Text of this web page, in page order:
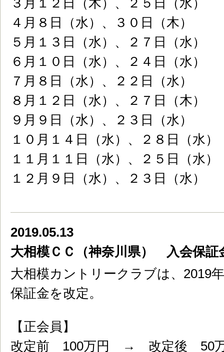
３月１２日（木）、２５日（水）
４月８日（水）、３０日（木）
５月１３日（水）、２７日（水）
６月１０日（水）、２４日（水）
７月８日（水）、２２日（水）
８月１２日（水）、２７日（木）
９月９日（水）、２３日（水）
１０月１４日（水）、２８日（水）
１１月１１日（水）、２５日（水）
１２月９日（水）、２３日（水）
2019.05.13
大相模ＣＣ（神奈川県） 入会保証
大相模カントリークラブは、2019
保証金を改定。
【正会員】
改定前 100万円 → 改定後 50